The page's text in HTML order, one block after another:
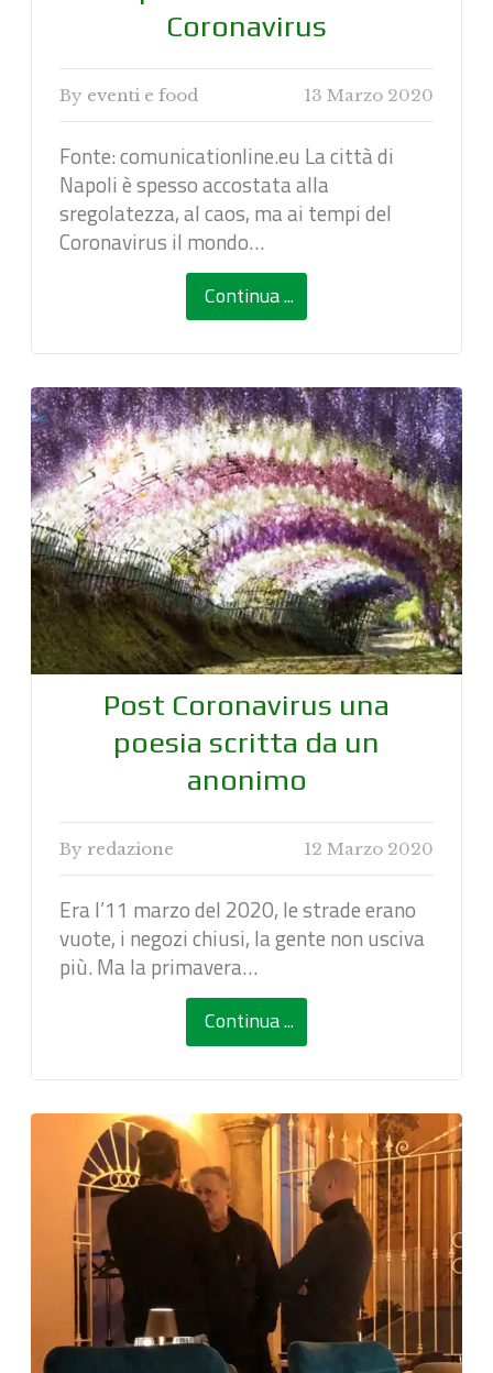
Coronavirus
By eventi e food 13 Marzo 2020
Fonte: comunicationline.eu La città di
Napoli è spesso accostata alla
sregolatezza, al caos, ma ai tempi del
Coronavirus il mondo…
Continua ...
Post Coronavirus una
poesia scritta da un
anonimo
By redazione 12 Marzo 2020
Era l’11 marzo del 2020, le strade erano
vuote, i negozi chiusi, la gente non usciva
più. Ma la primavera…
Continua ...